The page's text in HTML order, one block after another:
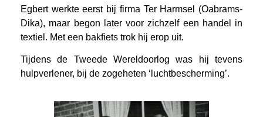
Egbert werkte eerst bij firma Ter Harmsel (Oabrams-
Dika), maar begon later voor zichzelf een handel in
textiel. Met een bakfiets trok hij erop uit.
Tijdens de Tweede Wereldoorlog was hij tevens
hulpverlener, bij de zogeheten ‘luchtbescherming’.